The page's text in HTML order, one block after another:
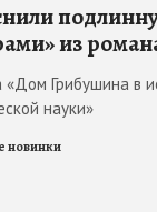
из
«Дом Грибушина в
науки»
новинки